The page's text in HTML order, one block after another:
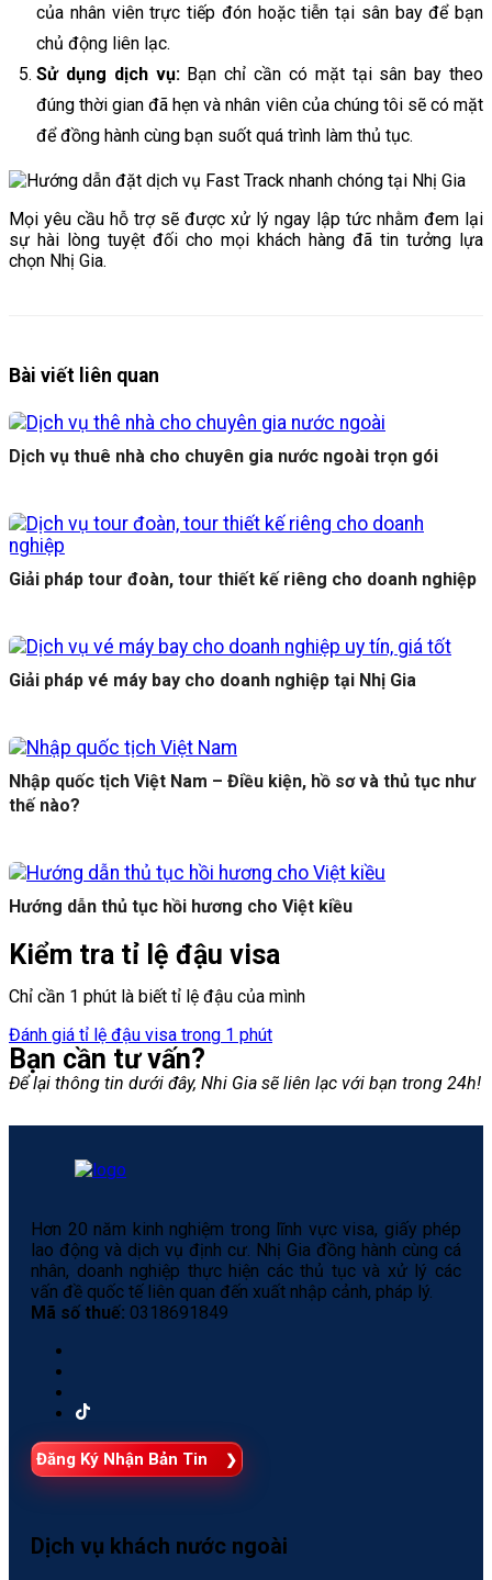
của nhân viên trực tiếp đón hoặc tiễn tại sân bay để bạn
chủ động liên lạc.
Sử dụng dịch vụ:Bạn chỉ cần có mặt tại sân bay theo
đúng thời gian đã hẹn và nhân viên của chúng tôi sẽ có mặt
để đồng hành cùng bạn suốt quá trình làm thủ tục.
Mọi yêu cầu hỗ trợ sẽ được xử lý ngay lập tức nhằm đem lại
sự hài lòng tuyệt đối cho mọi khách hàng đã tin tưởng lựa
chọn Nhị Gia.
Bài viết liên quan
Dịch vụ thuê nhà cho chuyên gia nước ngoài trọn gói
Giải pháp tour đoàn, tour thiết kế riêng cho doanh nghiệp
Giải pháp vé máy bay cho doanh nghiệp tại Nhị Gia
Nhập quốc tịch Việt Nam – Điều kiện, hồ sơ và thủ tục như
thế nào?
Hướng dẫn thủ tục hồi hương cho Việt kiều
Kiểm tra tỉ lệ đậu visa
Chỉ cần 1 phút là biết tỉ lệ đậu của mình
Đánh giá tỉ lệ đậu visa trong 1 phút
Bạn cần tư vấn?
Để lại thông tin dưới đây, Nhi Gia sẽ liên lạc với bạn trong 24h!
Hơn 20 năm kinh nghiệm trong lĩnh vực visa, giấy phép
lao động và dịch vụ định cư. Nhị Gia đồng hành cùng cá
nhân, doanh nghiệp thực hiện các thủ tục và xử lý các
vấn đề quốc tế liên quan đến xuất nhập cảnh, pháp lý.
Mã số thuế: 0318691849
Đăng Ký Nhận Bản Tin
Dịch vụ khách nước ngoài